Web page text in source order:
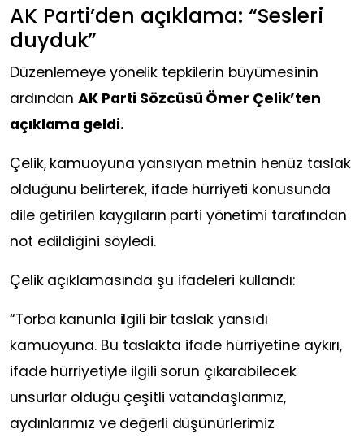
AK Parti’den açıklama: “Sesleri
duyduk”
Düzenlemeye yönelik tepkilerin büyümesinin
ardındanAK Parti Sözcüsü Ömer Çelik’ten
açıklama geldi.
Çelik, kamuoyuna yansıyan metnin henüz taslak
olduğunu belirterek, ifade hürriyeti konusunda
dile getirilen kaygıların parti yönetimi tarafından
not edildiğini söyledi.
Çelik açıklamasında şu ifadeleri kullandı:
“Torba kanunla ilgili bir taslak yansıdı
kamuoyuna. Bu taslakta ifade hürriyetine aykırı,
ifade hürriyetiyle ilgili sorun çıkarabilecek
unsurlar olduğu çeşitli vatandaşlarımız,
aydınlarımız ve değerli düşünürlerimiz